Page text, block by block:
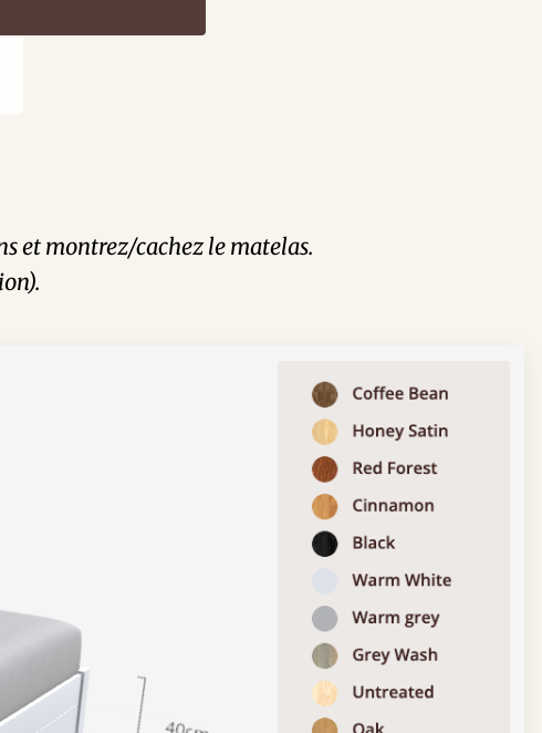
et montrez/cachez le matelas.